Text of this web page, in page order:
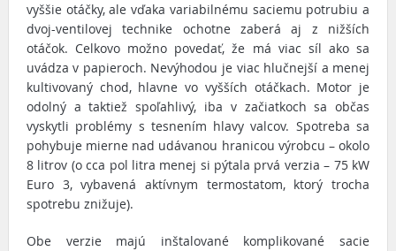
vyššie otáčky, ale vďaka variabilnému saciemu potrubiu a
dvoj-ventilovej technike ochotne zaberá aj z nižších
otáčok. Celkovo možno povedať, že má viac síl ako sa
uvádza v papieroch. Nevýhodou je viac hlučnejší a menej
kultivovaný chod, hlavne vo vyšších otáčkach. Motor je
odolný a taktiež spoľahlivý, iba v začiatkoch sa občas
vyskytli problémy s tesnením hlavy valcov. Spotreba sa
pohybuje mierne nad udávanou hranicou výrobcu – okolo
8 litrov (o cca pol litra menej si pýtala prvá verzia – 75 kW
Euro 3, vybavená aktívnym termostatom, ktorý trocha
spotrebu znižuje).
Obe verzie majú inštalované komplikované sacie